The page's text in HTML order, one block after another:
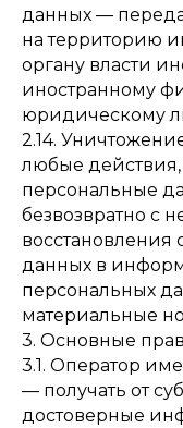
данных —
на территорию
органу власти
иностранному
юридическому
2.14.
любые действия,
персональные
безвозвратно с
данных в
персональных
материальные
3. Основные
3.1. Оператор
— получать от
достоверные